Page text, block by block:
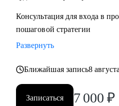
• дать советы по прохождению
• провести ревью тестовых
• познакомить с AI
твой рабочий процесс
• обучить с нуля работать в
Консультация для входа в
пошаговой стратегии
Развернуть
Ближайшая запись8
Записаться 7 000 ₽